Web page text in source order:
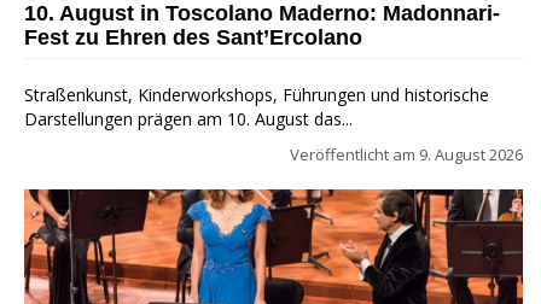
10. August in Toscolano Maderno: Madonnari-
Fest zu Ehren des Sant’Ercolano
Straßenkunst, Kinderworkshops, Führungen und historische
Darstellungen prägen am 10. August das...
Veröffentlicht am 9. August 2026